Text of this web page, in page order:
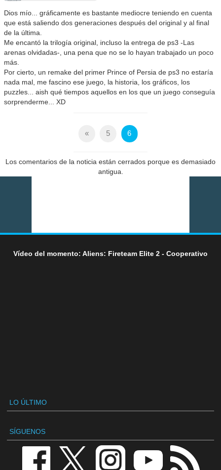
Dios mío... gráficamente es bastante mediocre teniendo en cuenta
que está saliendo dos generaciones después del original y al final
de la última.
Me encantó la trilogía original, incluso la entrega de ps3 -Las
arenas olvidadas-, una pena que no se lo hayan trabajado un poco
más.
Por cierto, un remake del primer Prince of Persia de ps3 no estaría
nada mal, me fascino ese juego, la historia, los gráficos, los
puzzles... aish qué tiempos aquellos en los que un juego conseguía
sorprenderme... XD
« 5 6
Los comentarios de la noticia están cerrados porque es demasiado
antigua.
Vídeo del momento: Aliens: Fireteam Elite 2 - Cooperativo
LO ÚLTIMO
SÍGUENOS